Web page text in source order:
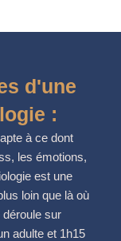
d'une
:
à ce dont
les émotions,
est une
loin que là où
déroule sur
adulte et 1h15